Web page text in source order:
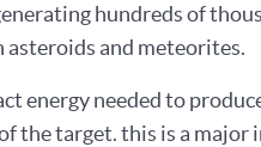
hundreds of
asteroids and meteorites.
energy needed to
the target. this is a